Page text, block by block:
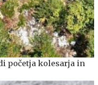
početja kolesarja in